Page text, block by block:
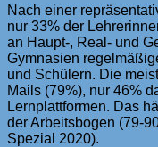
Nach einer
nur 33% der
an Haupt-, Real- und
Gymnasien
und Schülern. Die
Mails (79%), nur 46%
Lernplattformen. Das
der Arbeitsbogen (79-
Spezial 2020).